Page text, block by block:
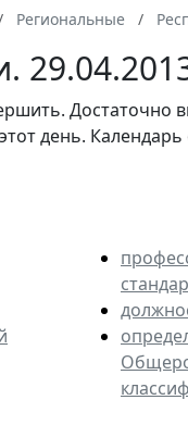
Региональные
день.